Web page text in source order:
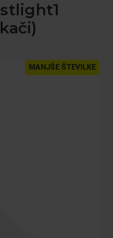
MANJŠE ŠTEVILKE